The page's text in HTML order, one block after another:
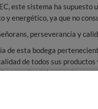
este sistema ha supuesto
y energético, ya que no
perseverancia y
de esta bodega
de todos sus
por ello elabora todos sus
de hierbas. Los vinos de
por la crítica